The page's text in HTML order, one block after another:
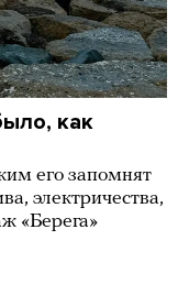
как
его запомнят
электричества,
«Берега»